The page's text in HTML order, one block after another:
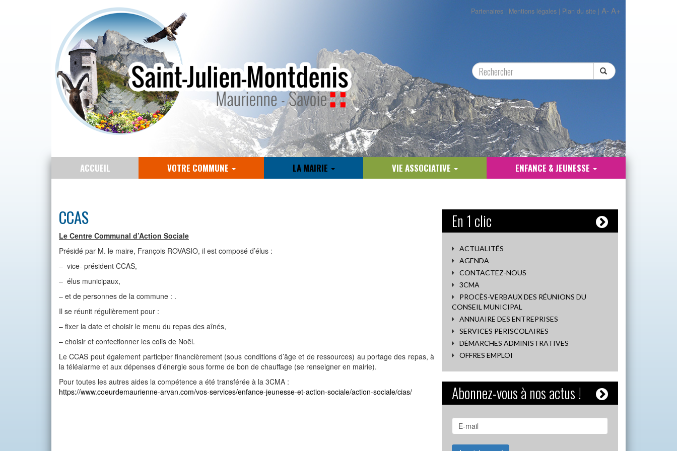
Partenaires | Mentions légales | Plan du site | A- A+
ACCUEIL VOTRE COMMUNE LA MAIRIE VIE ASSOCIATIVE ENFANCE & JEUNESSE
CCAS
Le Centre Communal d’Action Sociale
Présidé par M. le maire, François ROVASIO, il est composé d’élus :
– vice- président CCAS,
– élus municipaux,
– et de personnes de la commune : .
Il se réunit régulièrement pour :
– fixer la date et choisir le menu du repas des aînés,
– choisir et confectionner les colis de Noël.
Le CCAS peut également participer financièrement (sous conditions d’âge et de ressources) au portage des repas, à
la téléalarme et aux dépenses d’énergie sous forme de bon de chauffage (se renseigner en mairie).
Pour toutes les autres aides la compétence a été transférée à la 3CMA :
https://www.coeurdemaurienne-arvan.com/vos-services/enfance-jeunesse-et-action-sociale/action-sociale/cias/
En 1 clic
ACTUALITÉS
AGENDA
CONTACTEZ-NOUS
3CMA
PROCÈS-VERBAUX DES RÉUNIONS DU
CONSEIL MUNICIPAL
ANNUAIRE DES ENTREPRISES
SERVICES PERISCOLAIRES
DÉMARCHES ADMINISTRATIVES
OFFRES EMPLOI
Abonnez-vous à nos actus !